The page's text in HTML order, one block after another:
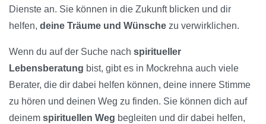
Dienste an. Sie können in die Zukunft blicken und dir
helfen, deine Träume und Wünsche zu verwirklichen.
Wenn du auf der Suche nach spiritueller
Lebensberatung bist, gibt es in Mockrehna auch viele
Berater, die dir dabei helfen können, deine innere Stimme
zu hören und deinen Weg zu finden. Sie können dich auf
deinem spirituellen Weg begleiten und dir dabei helfen,